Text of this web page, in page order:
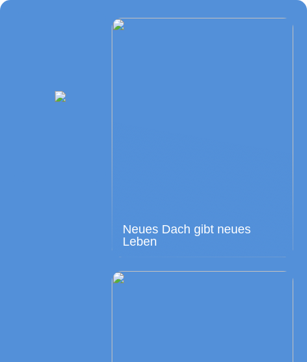
Neues Dach gibt neues
Leben